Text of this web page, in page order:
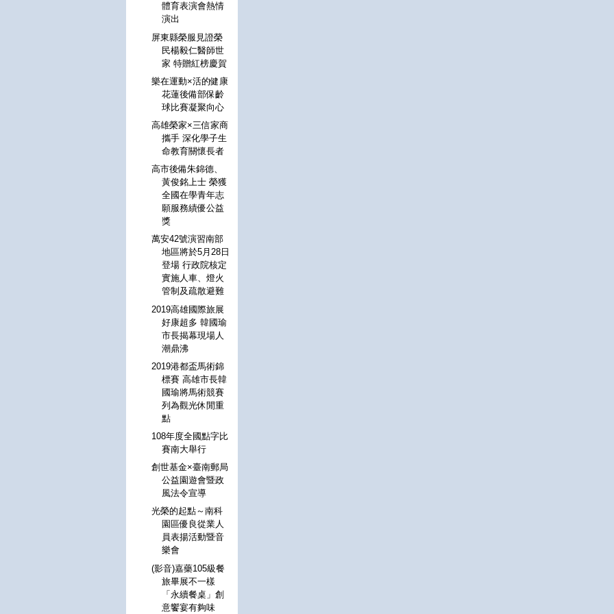
體育表演會熱情
演出
屏東縣榮服見證榮
民楊毅仁醫師世
家 特贈紅榜慶賀
樂在運動×活的健康
花蓮後備部保齡
球比賽凝聚向心
高雄榮家×三信家商
攜手 深化學子生
命教育關懷長者
高市後備朱錦德、
黃俊銘上士 榮獲
全國在學青年志
願服務績優公益
獎
萬安42號演習南部
地區將於5月28日
登場 行政院核定
實施人車、燈火
管制及疏散避難
2019高雄國際旅展
好康超多 韓國瑜
市長揭幕現場人
潮鼎沸
2019港都盃馬術錦
標賽 高雄市長韓
國瑜將馬術競賽
列為觀光休閒重
點
108年度全國點字比
賽南大舉行
創世基金×臺南郵局
公益園遊會暨政
風法令宣導
光榮的起點～南科
園區優良從業人
員表揚活動暨音
樂會
(影音)嘉藥105級餐
旅畢展不一樣
「永續餐桌」創
意饗宴有夠味